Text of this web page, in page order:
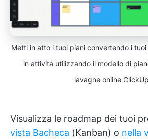
Metti in atto i tuoi piani convertendo i
in attività utilizzando il modello di
lavagne online
Visualizza le roadmap dei tuoi
vista Bacheca (Kanban) o nella